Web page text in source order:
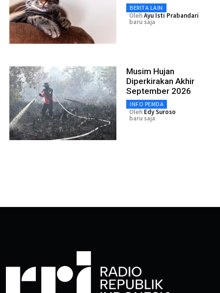
BERITA LAIN
OlehAyu Isti Prabandari
baru saja
Musim Hujan
Diperkirakan Akhir
September 2026
INFO PEMDA
Oleh Edy Suroso
baru saja